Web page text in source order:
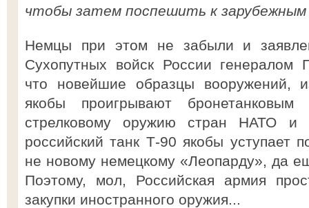
чтобы затем поспешить к
Немцы при этом не забыли и
Сухопутных войск России генералом
что новейшие образцы вооружений,
якобы проигрывают
стрелковому оружию стран НАТО
российский танк Т-90 якобы уступает
не новому немецкому «Леопарду», да
Поэтому, мол, Российская армия
закупки иностранного оружия...